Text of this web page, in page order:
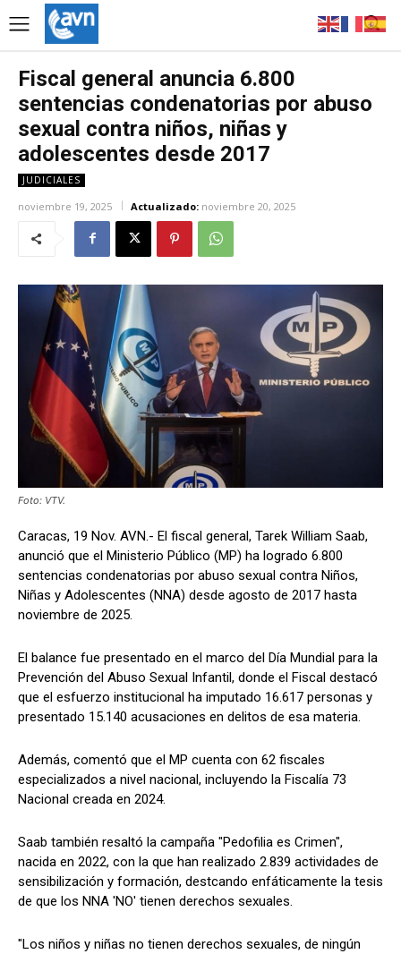
Fiscal general anuncia 6.800
sentencias condenatorias por abuso
sexual contra niños, niñas y
adolescentes desde 2017
JUDICIALES
noviembre 19, 2025 Actualizado: noviembre 20, 2025
Foto: VTV.
Caracas, 19 Nov. AVN.- El fiscal general, Tarek William Saab,
anunció que el Ministerio Público (MP) ha logrado 6.800
sentencias condenatorias por abuso sexual contra Niños,
Niñas y Adolescentes (NNA) desde agosto de 2017 hasta
noviembre de 2025.
El balance fue presentado en el marco del Día Mundial para la
Prevención del Abuso Sexual Infantil, donde el Fiscal destacó
que el esfuerzo institucional ha imputado 16.617 personas y
presentado 15.140 acusaciones en delitos de esa materia.
Además, comentó que el MP cuenta con 62 fiscales
especializados a nivel nacional, incluyendo la Fiscalía 73
Nacional creada en 2024.
Saab también resaltó la campaña "Pedofilia es Crimen",
nacida en 2022, con la que han realizado 2.839 actividades de
sensibilización y formación, destcando enfáticamente la tesis
de que los NNA 'NO' tienen derechos sexuales.
"Los niños y niñas no tienen derechos sexuales, de ningún